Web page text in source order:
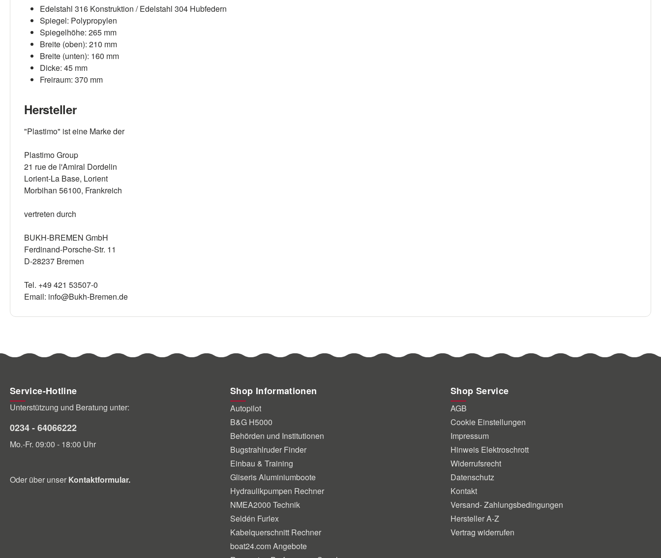
Edelstahl 316 Konstruktion / Edelstahl 304 Hubfedern
Spiegel: Polypropylen
Spiegelhöhe: 265 mm
Breite (oben): 210 mm
Breite (unten): 160 mm
Dicke: 45 mm
Freiraum: 370 mm
Hersteller
"Plastimo" ist eine Marke der
Plastimo Group
21 rue de l'Amiral Dordelin
Lorient-La Base, Lorient
Morbihan 56100, Frankreich
vertreten durch
BUKH-BREMEN GmbH
Ferdinand-Porsche-Str. 11
D-28237 Bremen
Tel. +49 421 53507-0
Email: info@Bukh-Bremen.de
Service-Hotline
Unterstützung und Beratung unter:
0234 - 64066222
Mo.-Fr. 09:00 - 18:00 Uhr
Oder über unser Kontaktformular.
Shop Informationen
Autopilot
B&G H5000
Behörden und Institutionen
Bugstrahlruder Finder
Einbau & Training
Gliseris Aluminiumboote
Hydraulikpumpen Rechner
NMEA2000 Technik
Seldén Furlex
Kabelquerschnitt Rechner
boat24.com Angebote
Shop Service
AGB
Cookie Einstellungen
Impressum
Hinweis Elektroschrott
Widerrufsrecht
Datenschutz
Kontakt
Versand- Zahlungsbedingungen
Hersteller A-Z
Vertrag widerrufen